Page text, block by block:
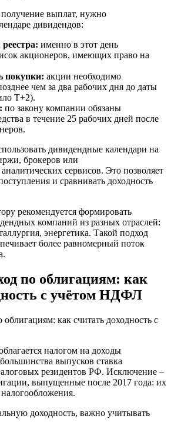
выплат, нужно
дивидендов:
именно в этот день
акционеров, имеющих право на
покупки: акции необходимо
чем за два рабочих дня до даты
T+2).
по закону компании обязаны
в течение 25 рабочих дней после
дивидендные календари на
брокеров или
сервисов. Это позволяет
и сравнивать доходность
рекомендуется формировать
компаний из разных отраслей:
энергетика. Такой подход
более равномерный поток
по облигациям: как
с учётом НДФЛ
налогом на доходы
выпусков ставка
резидентов РФ. Исключение –
выпущенные после 2017 года: их
доходность, важно учитывать